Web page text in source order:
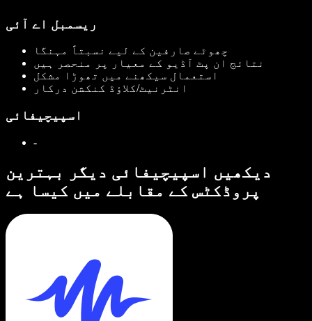
ریسمبل اے آئی
چھوٹے صارفین کے لیے نسبتاً مہنگا
نتائج ان پٹ آڈیو کے معیار پر منحصر ہیں
استعمال سیکھنے میں تھوڑا مشکل
انٹرنیٹ/کلاؤڈ کنکشن درکار
اسپیچیفائی
-
دیکھیں اسپیچیفائی دیگر بہترین
پروڈکٹس کے مقابلے میں کیسا ہے